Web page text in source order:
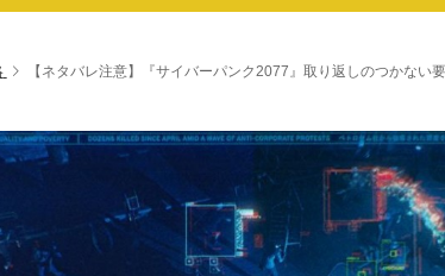
【ネタバレ注意】『サイバーパンク2077』取り返しのつかない